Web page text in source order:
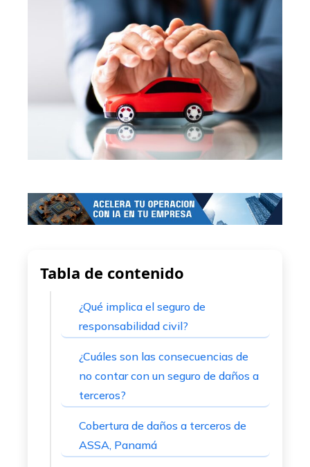
Tabla de contenido
¿Qué implica el seguro de
responsabilidad civil?
¿Cuáles son las consecuencias de
no contar con un seguro de daños a
terceros?
Cobertura de daños a terceros de
ASSA, Panamá